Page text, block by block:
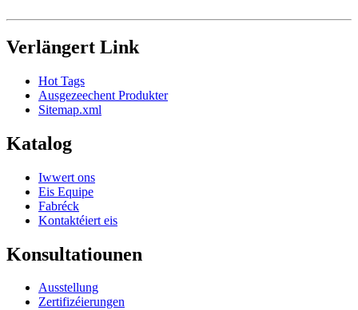
Verlängert Link
Hot Tags
Ausgezeechent Produkter
Sitemap.xml
Katalog
Iwwert ons
Eis Equipe
Fabréck
Kontaktéiert eis
Konsultatiounen
Ausstellung
Zertifizéierungen